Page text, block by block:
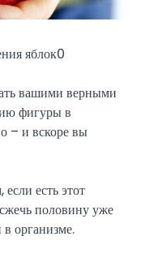
вашими верными
фигуры в
– и вскоре вы
есть этот
половину уже
организме.